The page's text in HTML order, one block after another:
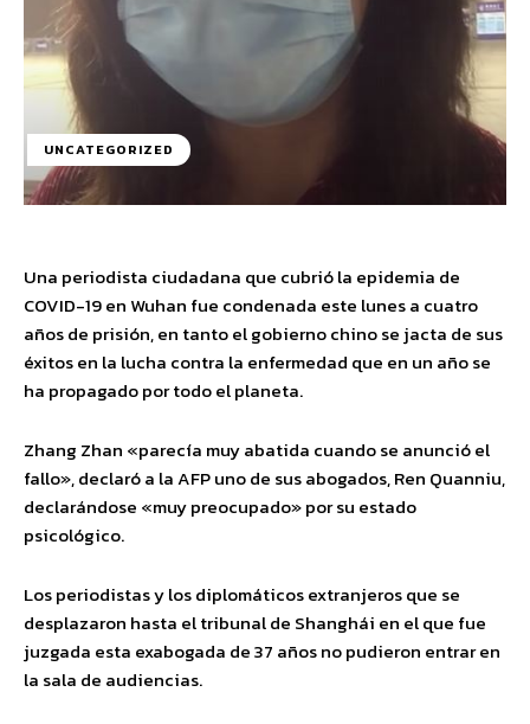
UNCATEGORIZED
Una periodista ciudadana que cubrió la epidemia de
COVID-19 en Wuhan fue condenada este lunes a cuatro
años de prisión, en tanto el gobierno chino se jacta de sus
éxitos en la lucha contra la enfermedad que en un año se
ha propagado por todo el planeta.
Zhang Zhan «parecía muy abatida cuando se anunció el
fallo», declaró a la AFP uno de sus abogados, Ren Quanniu,
declarándose «muy preocupado» por su estado
psicológico.
Los periodistas y los diplomáticos extranjeros que se
desplazaron hasta el tribunal de Shanghái en el que fue
juzgada esta exabogada de 37 años no pudieron entrar en
la sala de audiencias.